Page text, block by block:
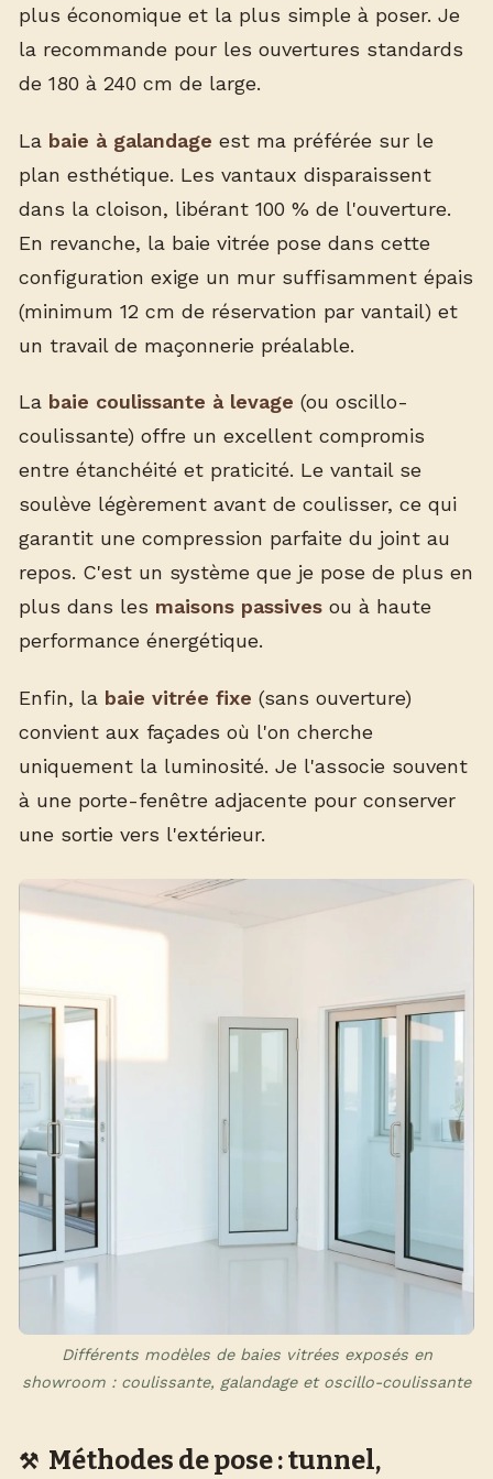
plus économique et la plus simple à poser. Je
la recommande pour les ouvertures standards
de 180 à 240 cm de large.
La baie à galandage est ma préférée sur le
plan esthétique. Les vantaux disparaissent
dans la cloison, libérant 100 % de l'ouverture.
En revanche, la baie vitrée pose dans cette
configuration exige un mur suffisamment épais
(minimum 12 cm de réservation par vantail) et
un travail de maçonnerie préalable.
La baie coulissante à levage (ou oscillo-
coulissante) offre un excellent compromis
entre étanchéité et praticité. Le vantail se
soulève légèrement avant de coulisser, ce qui
garantit une compression parfaite du joint au
repos. C'est un système que je pose de plus en
plus dans les maisons passives ou à haute
performance énergétique.
Enfin, la baie vitrée fixe (sans ouverture)
convient aux façades où l'on cherche
uniquement la luminosité. Je l'associe souvent
à une porte-fenêtre adjacente pour conserver
une sortie vers l'extérieur.
Différents modèles de baies vitrées exposés en
showroom : coulissante, galandage et oscillo-coulissante
Méthodes de pose : tunnel,